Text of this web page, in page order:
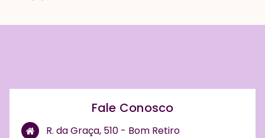
Fale Conosco
R. da Graça, 510 - Bom Retiro